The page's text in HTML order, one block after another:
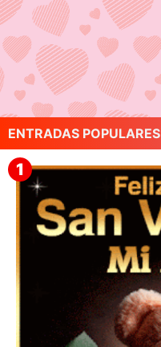
ENTRADAS POPULARES